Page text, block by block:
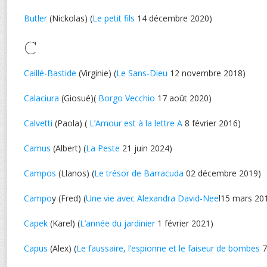
Butler(Nickolas) (Le petit fils 14 décembre 2020)
C
Caillé-Bastide (Virginie) (Le Sans-Dieu 12 novembre 2018)
Calaciura (Giosué)( Borgo Vecchio 17 août 2020)
Calvetti (Paola) ( L’Amour est à la lettre A 8 février 2016)
Camus (Albert) (La Peste 21 juin 2024)
Campos (Llanos) (Le trésor de Barracuda 02 décembre 2019)
Campoy (Fred) (Une vie avec Alexandra David-Neel15 mars
Capek (Karel) (L’année du jardinier1 février 2021)
Capus (Alex) (Le faussaire, l’espionne et le faiseur de bombes